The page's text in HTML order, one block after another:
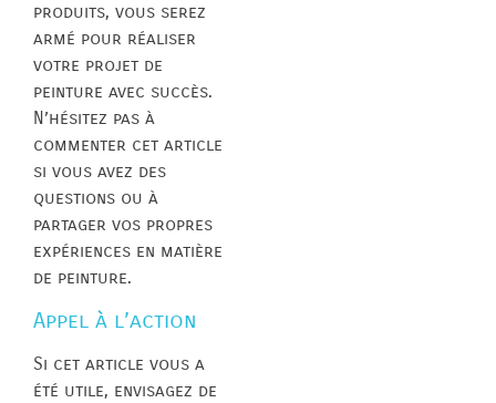
produits, vous serez
armé pour réaliser
votre projet de
peinture avec succès.
N’hésitez pas à
commenter cet article
si vous avez des
questions ou à
partager vos propres
expériences en matière
de peinture.
Appel à l’action
Si cet article vous a
été utile, envisagez de